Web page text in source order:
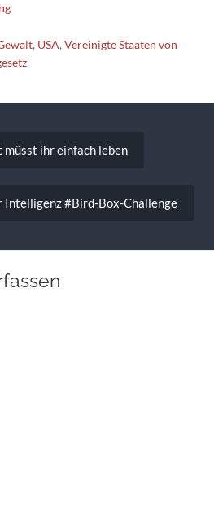
, USA, Vereinigte Staaten von
ihr einfach leben
Intelligenz #Bird-Box-Challenge